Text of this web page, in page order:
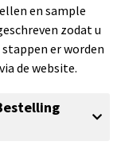
en sample
zodat u
er worden
de website.